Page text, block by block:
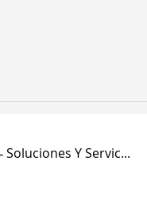
- Soluciones Y Servic...